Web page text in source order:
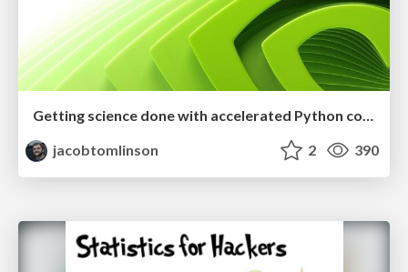
Getting science done with accelerated Python computing platforms
jacobtomlinson
2 390